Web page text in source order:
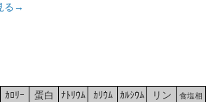
る→
ｶﾛﾘｰ
蛋白
ﾅﾄﾘｳﾑ
ｶﾘｳﾑ
ｶﾙｼｳﾑ
リン
食塩相